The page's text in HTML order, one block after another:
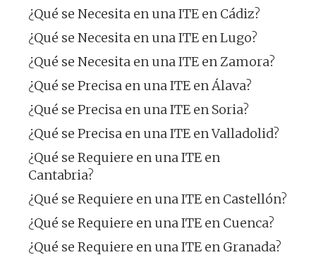
¿Qué se Necesita en una ITE en Cádiz?
¿Qué se Necesita en una ITE en Lugo?
¿Qué se Necesita en una ITE en Zamora?
¿Qué se Precisa en una ITE en Álava?
¿Qué se Precisa en una ITE en Soria?
¿Qué se Precisa en una ITE en Valladolid?
¿Qué se Requiere en una ITE en
Cantabria?
¿Qué se Requiere en una ITE en Castellón?
¿Qué se Requiere en una ITE en Cuenca?
¿Qué se Requiere en una ITE en Granada?